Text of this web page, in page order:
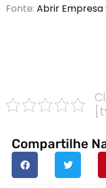
Fonte: Abrir Empresa
Compartilhe